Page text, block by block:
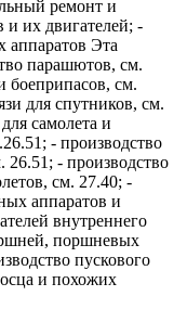
ремонт и
и их двигателей; -
аппаратов Эта
парашютов, см.
боеприпасов, см.
для спутников, см.
самолета и
- производство
- производство
см. 27.40; -
аппаратов и
внутреннего
поршневых
пускового
и похожих